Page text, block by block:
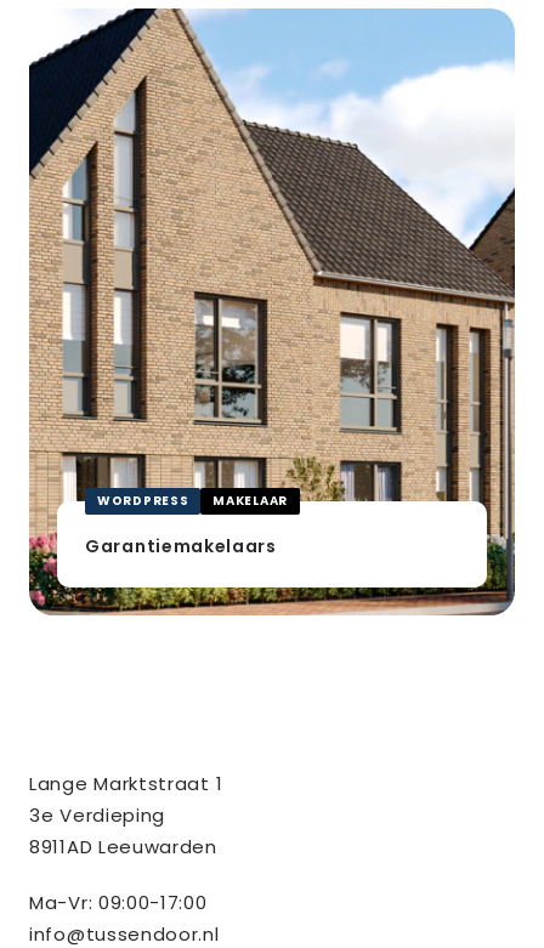
Garantiemakelaars
WORDPRESS MAKELAAR
Garantiemakelaars
informatie
Lange Marktstraat 1
3e Verdieping
8911AD Leeuwarden
Ma-Vr: 09:00-17:00
info@tussendoor.nl